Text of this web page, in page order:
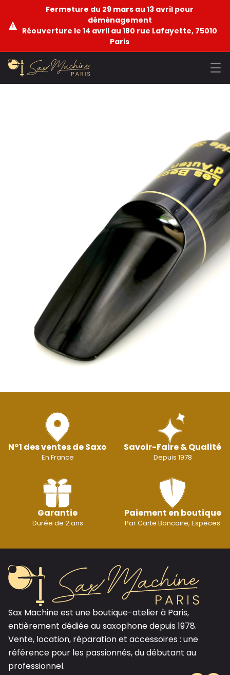
Fermeture du 29 mars au 13 avril pour
déménagement
Réouverture le 14 avril au 180 rue Lafayette, 75010
Paris
N°1 des ventes de Saxo
En France
Savoir-Faire & Qualité
Depuis 1978
Garantie
Durée de 2 ans
Paiement en boutique
Par Carte Bancaire, Espèces
Sax Machine est une boutique-atelier à Paris,
entièrement dédiée au saxophone depuis 1978.
Vente, location, réparation et accessoires : une
référence pour les passionnés, du débutant au
professionnel.